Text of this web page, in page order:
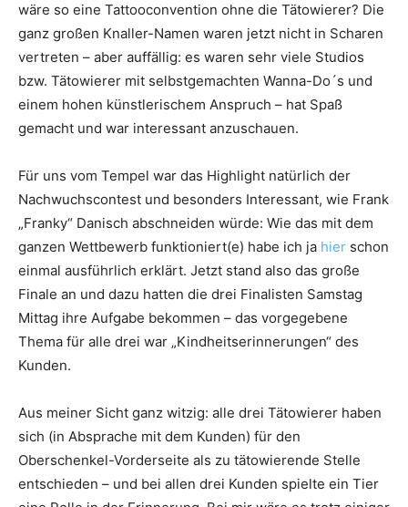
wäre so eine Tattooconvention ohne die Tätowierer? Die
ganz großen Knaller-Namen waren jetzt nicht in Scharen
vertreten – aber auffällig: es waren sehr viele Studios
bzw. Tätowierer mit selbstgemachten Wanna-Do´s und
einem hohen künstlerischem Anspruch – hat Spaß
gemacht und war interessant anzuschauen.
Für uns vom Tempel war das Highlight natürlich der
Nachwuchscontest und besonders Interessant, wie Frank
„Franky“ Danisch abschneiden würde: Wie das mit dem
ganzen Wettbewerb funktioniert(e) habe ich ja hier schon
einmal ausführlich erklärt. Jetzt stand also das große
Finale an und dazu hatten die drei Finalisten Samstag
Mittag ihre Aufgabe bekommen – das vorgegebene
Thema für alle drei war „Kindheitserinnerungen“ des
Kunden.
Aus meiner Sicht ganz witzig: alle drei Tätowierer haben
sich (in Absprache mit dem Kunden) für den
Oberschenkel-Vorderseite als zu tätowierende Stelle
entschieden – und bei allen drei Kunden spielte ein Tier